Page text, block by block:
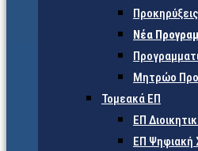
Νέα
Μητρώο
Τομεακά ΕΠ
ΕΠ
ΕΠ Ψηφιακή